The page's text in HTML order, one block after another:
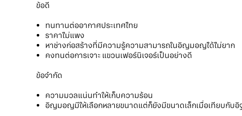
ข้อดี
ทนทานต่ออากาศประเทศไทย
ราคาไม่แพง
หาช่างก่อสร้างที่มีความรู้ความสามารถในอิญมอญได้ไม่ยาก
คงทนต่อการเจาะ แขวนเฟอร์นิเจอร์เป็นอย่างดี
ข้อจำกัด
ความมวลแน่นทำให้เก็บความร้อน
อิญมอญมีให้เลือกหลายขนาดแต่ก็ยังมีขนาดเล็กเมื่อเทียบกับอิ